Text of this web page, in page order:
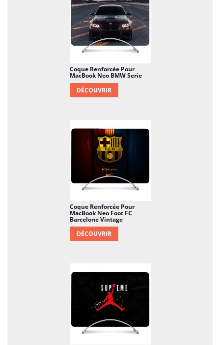
Coque Renforcée Pour
MacBook Neo BMW Serie
DÉCOUVRIR
Coque Renforcée Pour
MacBook Neo Foot FC
Barcelone Vintage
DÉCOUVRIR